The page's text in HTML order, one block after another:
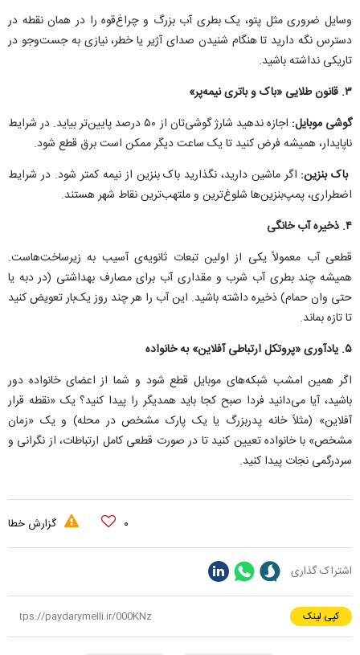
وسایل ضروری مثل پتو، یک بطری آب بزرگ و چراغ‌قوه را در همان نقطه در
دسترس نگه دارید تا هنگام شنیدن صدای آژیر یا خطر، نیازی به جست‌و‌جو در
تاریکی نداشته باشید.
۳. قانون طلایی «باک و باتری نیمه‌پر»
گوشی موبایل:
اجازه ندهید شارژ گوشی‌تان از ۵۰ درصد پایین‌تر بیاید. در شرایط
ناپایدار، همیشه فرض کنید تا یک ساعت دیگر ممکن است برق قطع شود.
باک بنزین: اگر ماشین دارید، نگذارید باک بنزین از نیمه کمتر شود. در شرایط
اضطراری، پمپ‌بنزین‌ها شلوغ‌ترین و ملتهب‌ترین نقاط شهر هستند.
۴. ذخیره آب خانگی
قطعی آب معمولاً یکی از اولین تبعات ثانویه‌ی آسیب به زیرساخت‌هاست.
همیشه چند بطری آب شرب و مقداری آب برای مصارف بهداشتی (در دبه یا
حتی وان حمام) ذخیره داشته باشید. این آب را هر چند روز یک‌بار تعویض کنید
تا تازه بماند.
۵. یادآوری «پروتکل ارتباطی آفلاین» به خانواده
اگر همین امشب شبکه‌های موبایل قطع شود و شما از اعضای خانواده دور
باشید، آیا می‌دانید فردا صبح کجا باید همدیگر را پیدا کنید؟ یک «نقطه قرار
آفلاین» (مثلاً خانه پدربزرگ یا یک پارک مشخص در محله) و یک «زمان
مشخص» با خانواده تعیین کنید تا در صورت قطعی کامل ارتباطات، از نگرانی و
سردرگمی نجات پیدا کنید.
۰ گزارش خطا
اشتراک گذاری
کپی لینک